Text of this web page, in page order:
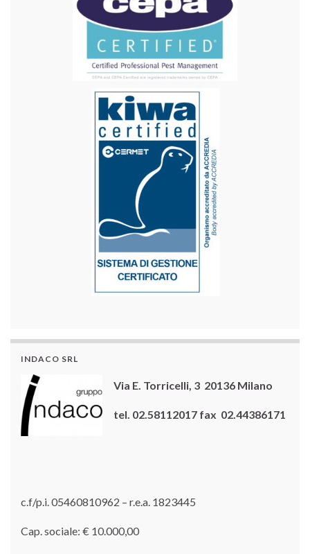
INDACO SRL
Via E. Torricelli, 3 20136 Milano
tel. 02.58112017 fax 02.44386171
c.f/p.i. 05460810962 – r.e.a. 1823445
Cap. sociale: € 10.000,00